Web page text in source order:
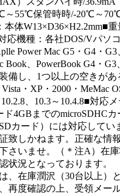
～55℃保管時時/-20℃～
本体W13×D36×H2.2mm■
応機種：各社DOS/Vパソ
Power Mac G5・G4・G3
Book、PowerBook G4・G3
備し、1つ以上の空きが
・XP・2000・MeMac
10.2.8、10.3～10.4.8■対応
ド4GBまでのmicroSDHC
カード）には対応してい
致しかねます。正確な情
さいませ。（＊注A）在
状況となっております
、在庫潤沢（30台以上）
再度確認の上、受領メー